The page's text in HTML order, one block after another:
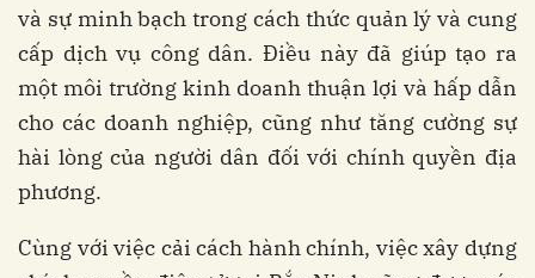
và sự minh bạch trong cách thức quản lý và cung
cấp dịch vụ công dân. Điều này đã giúp tạo ra
một môi trường kinh doanh thuận lợi và hấp dẫn
cho các doanh nghiệp, cũng như tăng cường sự
hài lòng của người dân đối với chính quyền địa
phương.
Cùng với việc cải cách hành chính, việc xây dựng